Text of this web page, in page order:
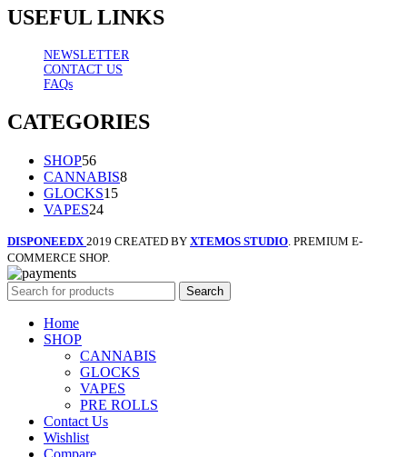
USEFUL LINKS
NEWSLETTER
CONTACT US
FAQs
CATEGORIES
SHOP56
CANNABIS8
GLOCKS15
VAPES24
DISPONEEDX 2019 CREATED BY XTEMOS STUDIO . PREMIUM E-
COMMERCE SHOP.
Search
Home
SHOP
CANNABIS
GLOCKS
VAPES
PRE ROLLS
Contact Us
Wishlist
Compare